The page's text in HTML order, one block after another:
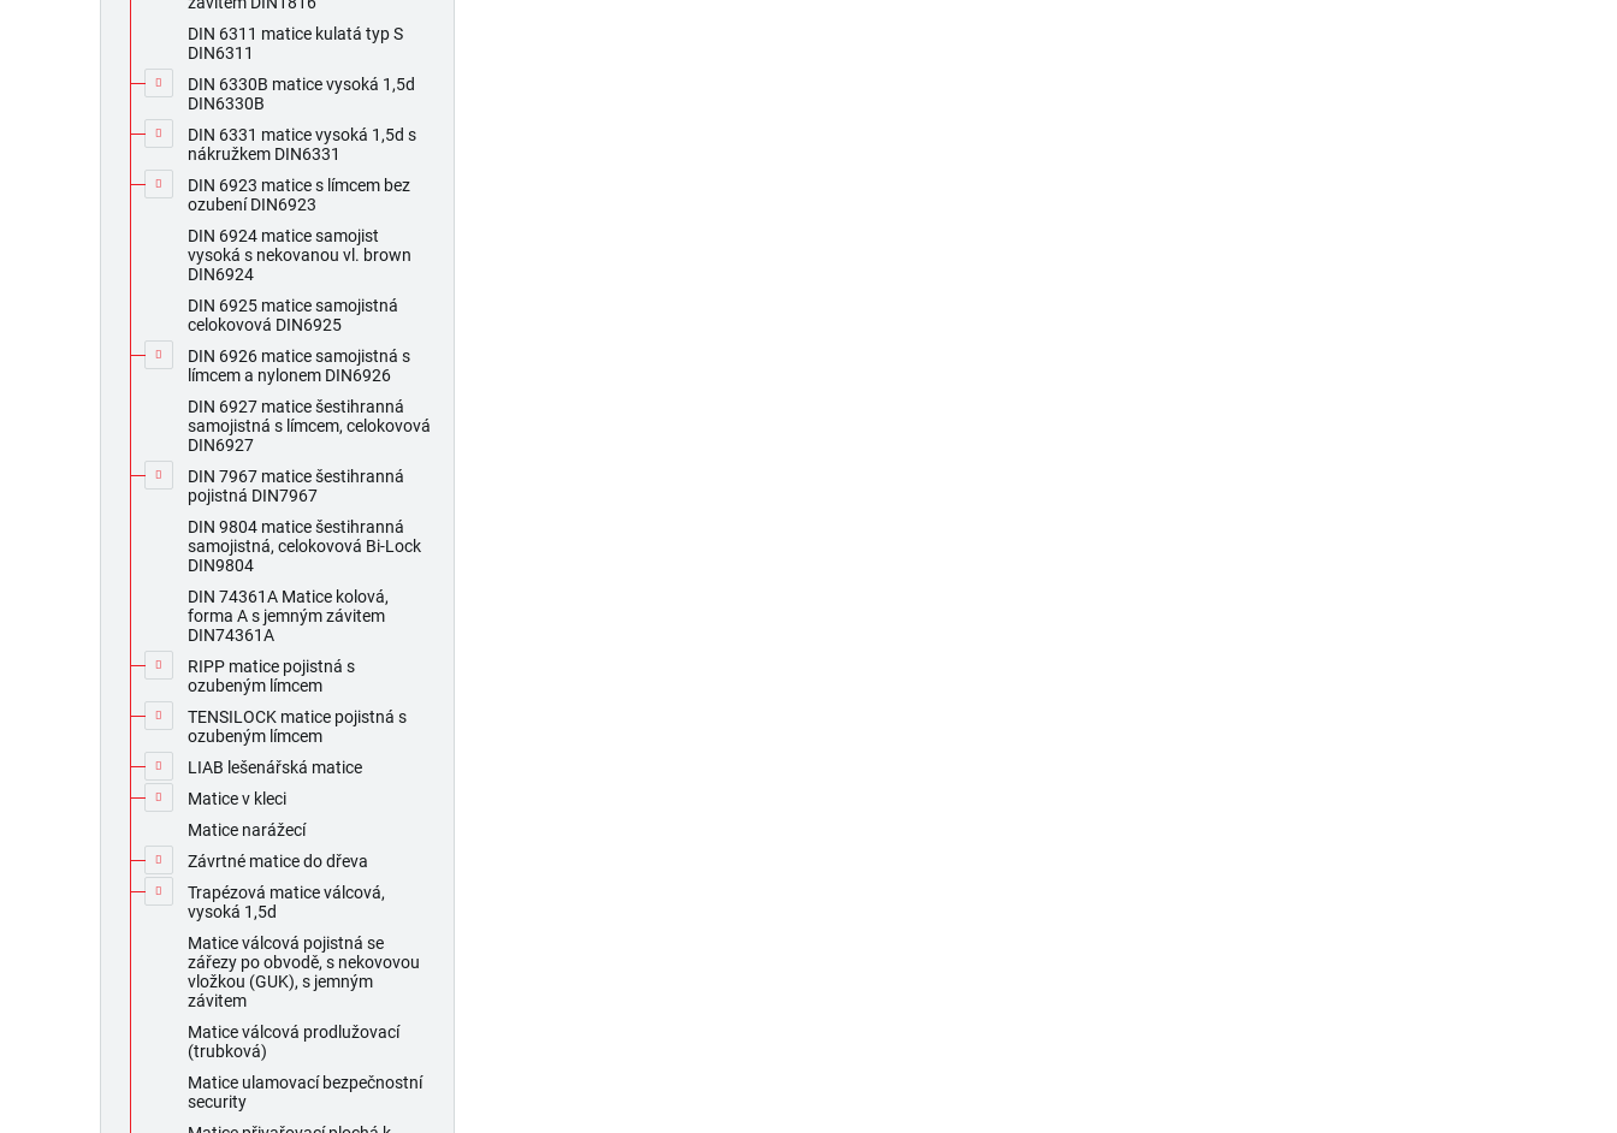
DIN 6311 matice kulatá typ S
DIN6311
DIN 6330B matice vysoká 1,5d
DIN6330B
DIN 6331 matice vysoká 1,5d s
nákružkem DIN6331
DIN 6923 matice s límcem bez
ozubení DIN6923
DIN 6924 matice samojist
vysoká s nekovanou vl. brown
DIN6924
DIN 6925 matice samojistná
celokovová DIN6925
DIN 6926 matice samojistná s
límcem a nylonem DIN6926
DIN 6927 matice šestihranná
samojistná s límcem, celokovová
DIN6927
DIN 7967 matice šestihranná
pojistná DIN7967
DIN 9804 matice šestihranná
samojistná, celokovová Bi-Lock
DIN9804
DIN 74361A Matice kolová,
forma A s jemným závitem
DIN74361A
RIPP matice pojistná s
ozubeným límcem
TENSILOCK matice pojistná s
ozubeným límcem
LIAB lešenářská matice
Matice v kleci
Matice narážecí
Závrtné matice do dřeva
Trapézová matice válcová,
vysoká 1,5d
Matice válcová pojistná se
zářezy po obvodě, s nekovovou
vložkou (GUK), s jemným
závitem
Matice válcová prodlužovací
(trubková)
Matice ulamovací bezpečnostní
security